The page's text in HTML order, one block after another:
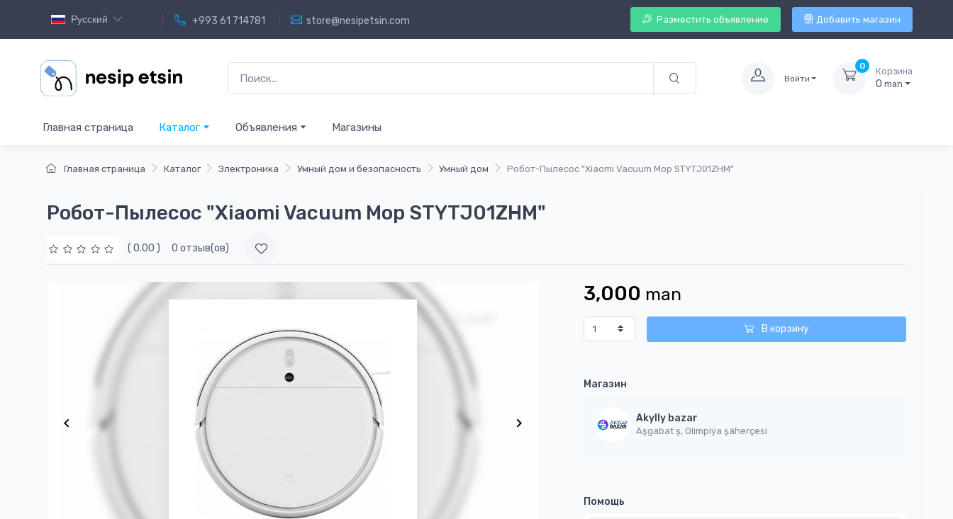
Русский +993 61 714781 store@nesipetsin.com Разместить объявление Добавить магазин
Войти
0
Корзина
0 man
Главная страница Каталог Объявления Магазины
Главная страница Каталог Электроника Умный дом и безопасность Умный дом Робот-Пылесос "Xiaomi Vacuum Mop STYTJ01ZHM"
Робот-Пылесос "Xiaomi Vacuum Mop STYTJ01ZHM"
( 0.00 ) 0 отзыв(ов)
3,000 man
В корзину
Магазин
Akylly bazar
Aşgabat ş, Olimpiýa şäherçesi
Помощь